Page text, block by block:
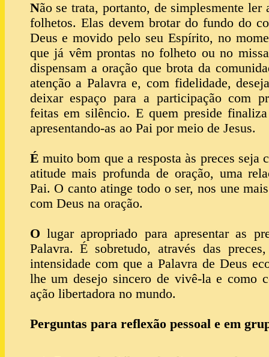
Não se trata, portanto, de simplesmente ler
folhetos. Elas devem brotar do fundo do
Deus e movido pelo seu Espírito, no
que já vêm prontas no folheto ou no
dispensam a oração que brota da
atenção a Palavra e, com fidelidade,
deixar espaço para a participação com
feitas em silêncio. E quem preside
apresentando-as ao Pai por meio de Jesus.
É muito bom que a resposta às preces seja
atitude mais profunda de oração, uma
Pai. O canto atinge todo o ser, nos une
com Deus na oração.
O lugar apropriado para apresentar as
Palavra. É sobretudo, através das
intensidade com que a Palavra de Deus
lhe um desejo sincero de vivê-la e como
ação libertadora no mundo.
Perguntas para reflexão pessoal e em